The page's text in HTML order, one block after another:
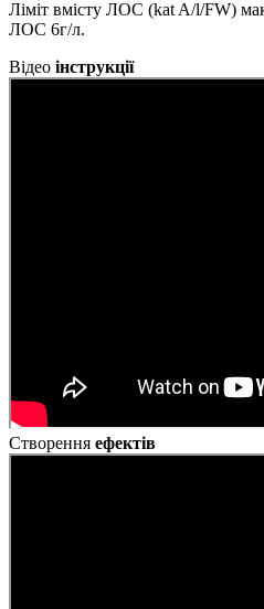
Ліміт вмісту ЛОС (kat A/l/FW)
ЛОС 6г/л.
Відео інструкції
Створення ефектів